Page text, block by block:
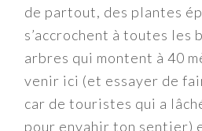
de partout, des plantes
s’accrochent à toutes les
arbres qui montent à 40
venir ici (et essayer de
car de touristes qui a
pour envahir ton sentier)